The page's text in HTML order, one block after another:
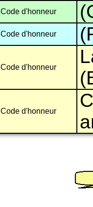
Code d'honneur
Code d'honneur
Code d'honneur
Code d'honneur